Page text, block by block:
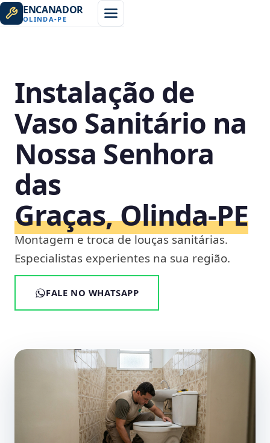
ENCANADOR
OLINDA-PE
Instalação de
Vaso Sanitário na
Nossa Senhora
das
Graças, Olinda‑PE
Montagem e troca de louças sanitárias.
Especialistas experientes na sua região.
FALE NO WHATSAPP